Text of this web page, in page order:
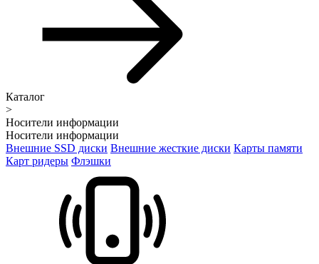
Каталог
>
Носители информации
Носители информации
Внешние SSD диски Внешние жесткие диски Карты памяти
Карт ридеры Флэшки